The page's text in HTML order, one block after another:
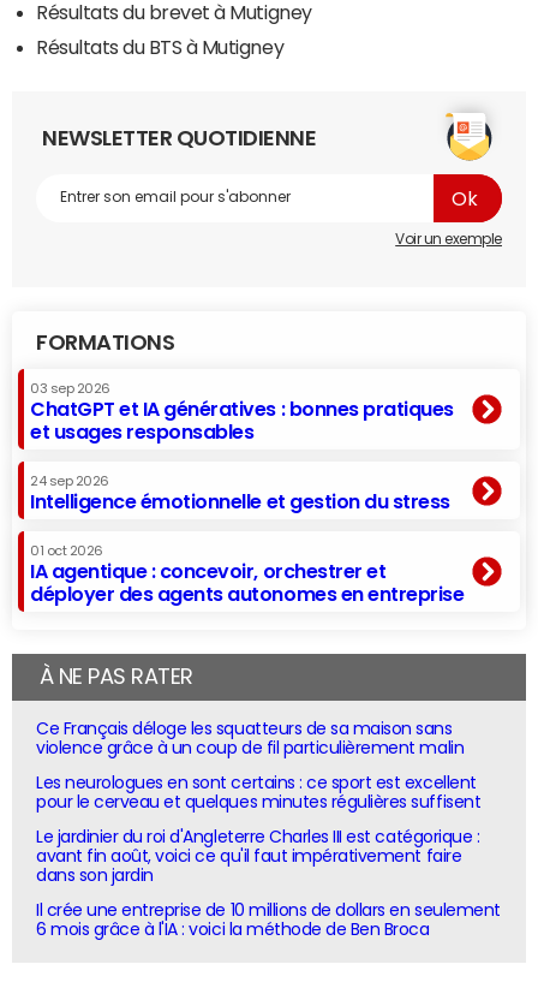
Résultats du brevet à Mutigney
Résultats du BTS à Mutigney
NEWSLETTER QUOTIDIENNE
Voir un exemple
FORMATIONS
03 sep 2026
ChatGPT et IA génératives : bonnes pratiques
et usages responsables
24 sep 2026
Intelligence émotionnelle et gestion du stress
01 oct 2026
IA agentique : concevoir, orchestrer et
déployer des agents autonomes en entreprise
À NE PAS RATER
Ce Français déloge les squatteurs de sa maison sans
violence grâce à un coup de fil particulièrement malin
Les neurologues en sont certains : ce sport est excellent
pour le cerveau et quelques minutes régulières suffisent
Le jardinier du roi d'Angleterre Charles III est catégorique :
avant fin août, voici ce qu'il faut impérativement faire
dans son jardin
Il crée une entreprise de 10 millions de dollars en seulement
6 mois grâce à l'IA : voici la méthode de Ben Broca